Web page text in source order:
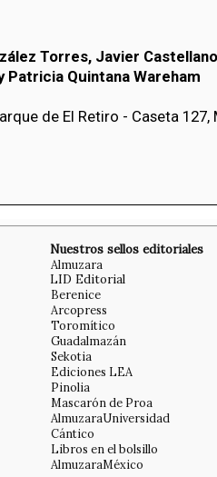
Torres, Javier
Patricia Quintana Wareham
de El Retiro - Caseta 127,
Nuestros sellos editoriales
Almuzara
LID Editorial
Berenice
Arcopress
Toromítico
Guadalmazán
Sekotia
Ediciones LEA
Pinolia
Mascarón de Proa
AlmuzaraUniversidad
Cántico
Libros en el bolsillo
AlmuzaraMéxico